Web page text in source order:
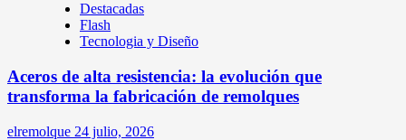
Destacadas
Flash
Tecnologia y Diseño
Aceros de alta resistencia: la evolución que
transforma la fabricación de remolques
elremolque 24 julio, 2026